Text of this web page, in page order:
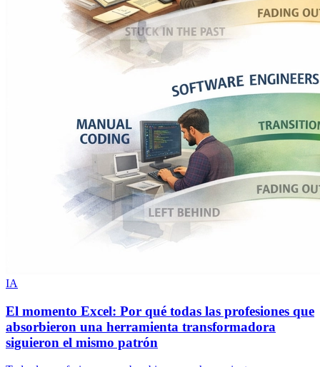
IA
El momento Excel: Por qué todas las profesiones que
absorbieron una herramienta transformadora
siguieron el mismo patrón